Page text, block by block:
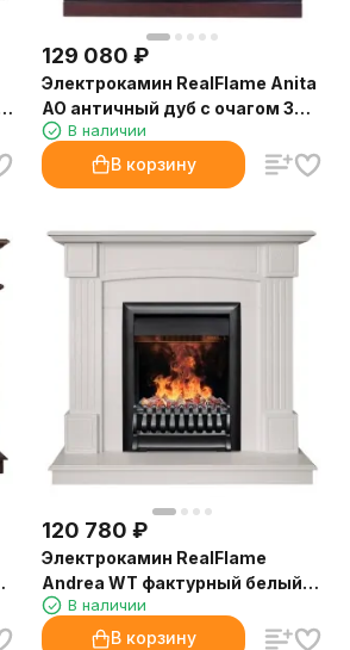
129 080 ₽
Электрокамин RealFlame Anita
AO античный дуб с очагом 3D
Oregan
В наличии
В корзину
120 780 ₽
Электрокамин RealFlame
Andrea WT фактурный белый с
очагом 3D Oregan
В наличии
В корзину